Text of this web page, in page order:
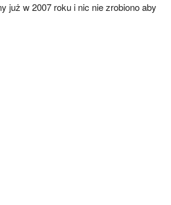
już w 2007 roku i nic nie zrobiono aby